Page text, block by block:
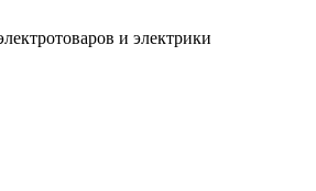
и электрики